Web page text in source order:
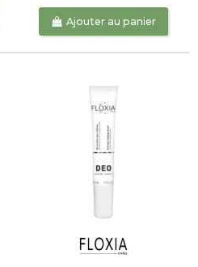
Ajouter au panier